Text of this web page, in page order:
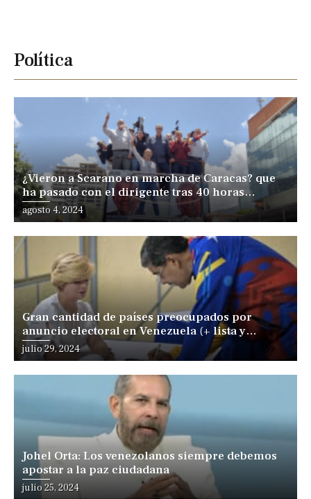
Política
¿Vieron a Scarano en marcha de Caracas? que
ha pasado con el dirigente tras 40 horas
desaparecido
Posted
on
agosto 4, 2024
Gran cantidad de países preocupados por
anuncio electoral en Venezuela (+ lista y
comunicados)
Posted
on
julio 29, 2024
Johel Orta: Los venezolanos siempre debemos
apostar a la paz ciudadana
Posted
julio 25, 2024